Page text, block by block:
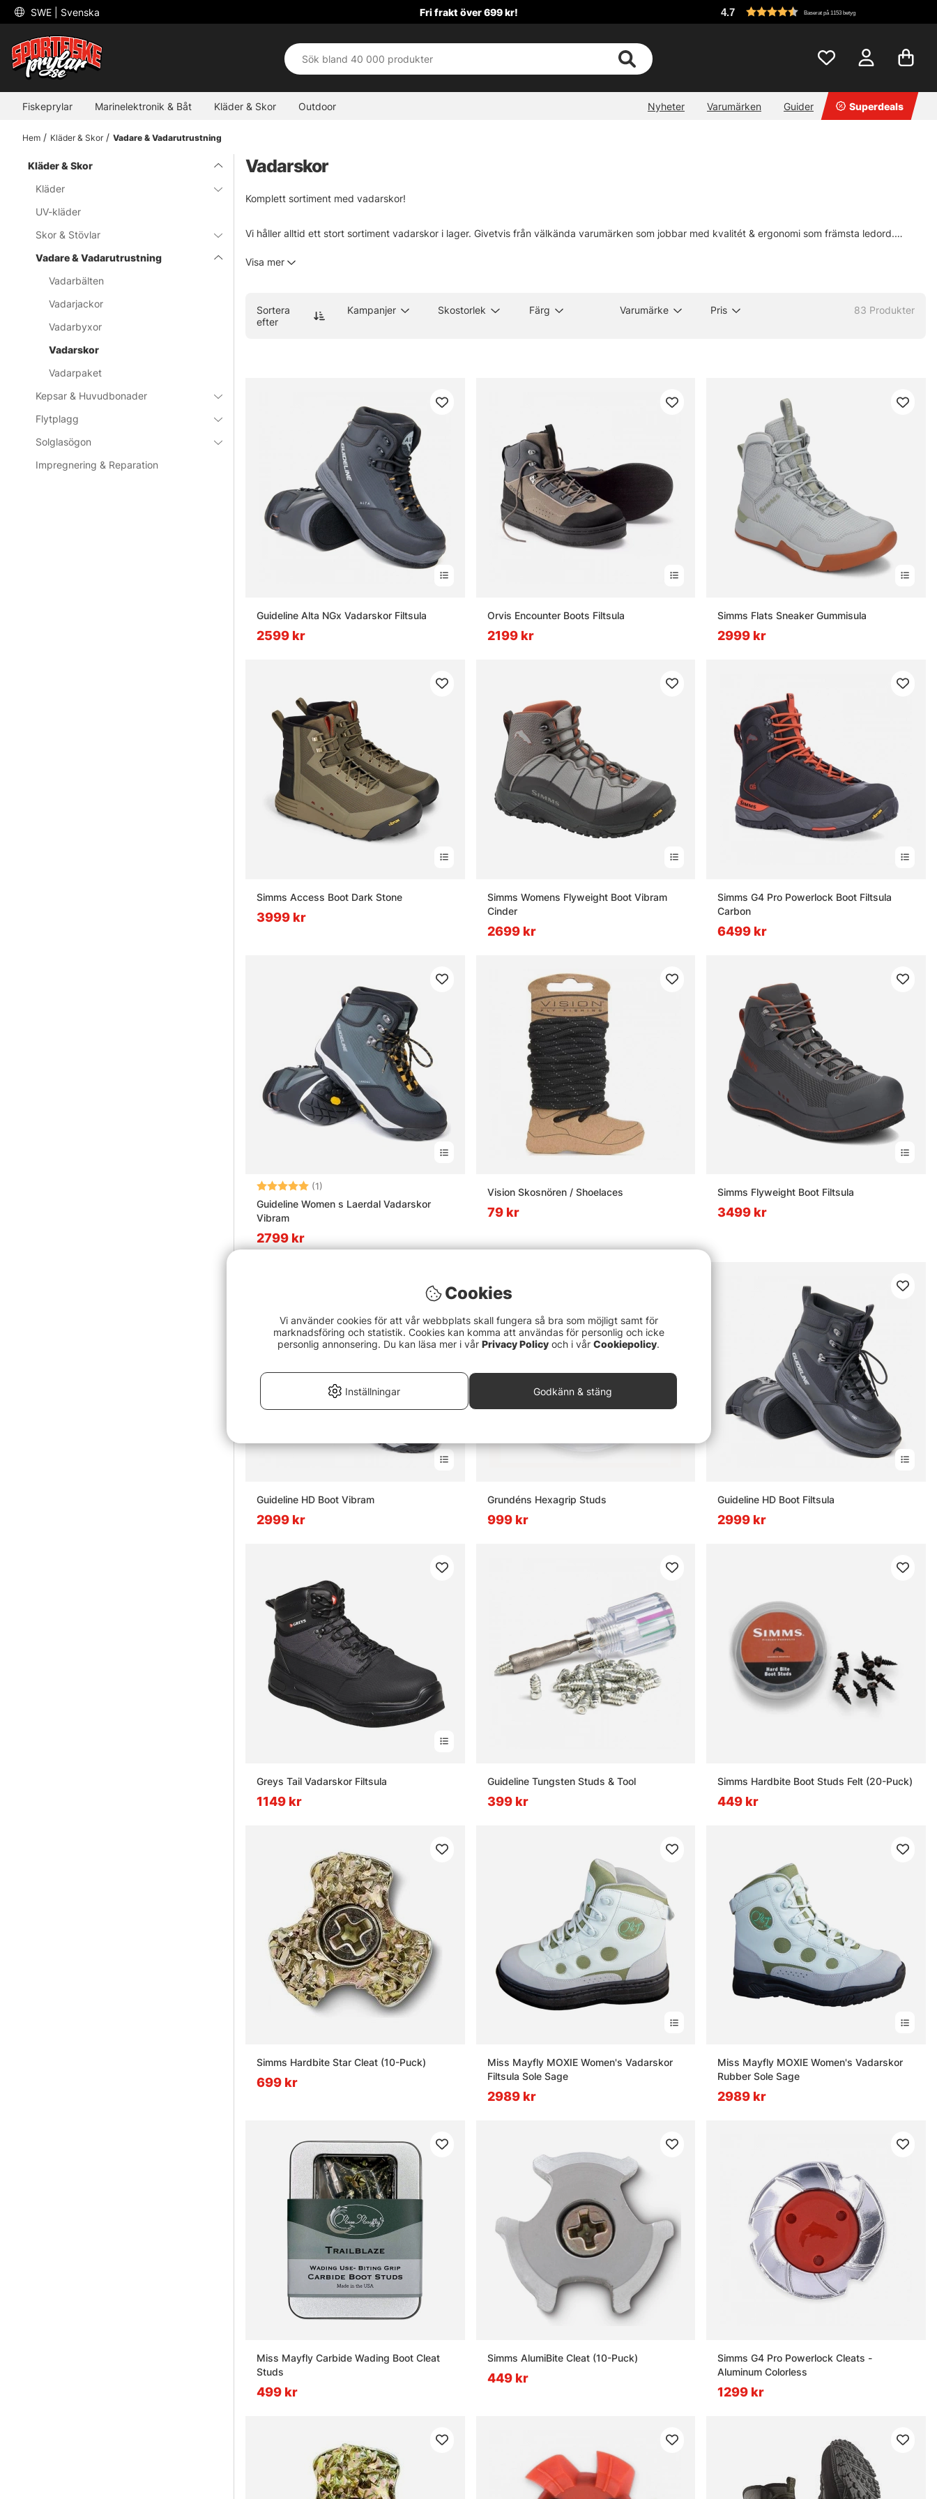
SWE | Svenska Fri frakt över 699 kr! 4.7 Baserat på 1153 betyg
Fiskeprylar Marinelektronik & Båt Kläder & Skor Outdoor Nyheter Varumärken Guider Superdeals
Hem Kläder & Skor Vadare & Vadarutrustning
Kläder & Skor
Kläder
UV-kläder
Skor & Stövlar
Vadare & Vadarutrustning
Vadarbälten
Vadarjackor
Vadarbyxor
Vadarskor
Vadarpaket
Kepsar & Huvudbonader
Flytplagg
Solglasögon
Impregnering & Reparation
Vadarskor
Komplett sortiment med vadarskor!
Vi håller alltid ett stort sortiment vadarskor i lager. Givetvis från välkända varumärken som jobbar med kvalitét & ergonomi som främsta ledord.
garanterar dig ett grymt fäste i vilken miljö du än befinner dig i!
Visa mer
Sortera
efter
Kampanjer Skostorlek Färg Varumärke Pris 83 Produkter
Guideline Alta NGx Vadarskor Filtsula
2599 kr
Orvis Encounter Boots Filtsula
2199 kr
Simms Flats Sneaker Gummisula
2999 kr
Simms Access Boot Dark Stone
3999 kr
Simms Womens Flyweight Boot Vibram
Cinder
2699 kr
Simms G4 Pro Powerlock Boot Filtsula
Carbon
6499 kr
Betyg: (1)
Guideline Women s Laerdal Vadarskor
Vibram
2799 kr
Vision Skosnören / Shoelaces
79 kr
Simms Flyweight Boot Filtsula
3499 kr
Guideline HD Boot Vibram
2999 kr
Grundéns Hexagrip Studs
999 kr
Guideline HD Boot Filtsula
2999 kr
Greys Tail Vadarskor Filtsula
1149 kr
Guideline Tungsten Studs & Tool
399 kr
Simms Hardbite Boot Studs Felt (20-Puck)
449 kr
Simms Hardbite Star Cleat (10-Puck)
699 kr
Miss Mayfly MOXIE Women's Vadarskor
Filtsula Sole Sage
2989 kr
Miss Mayfly MOXIE Women's Vadarskor
Rubber Sole Sage
2989 kr
Miss Mayfly Carbide Wading Boot Cleat
Studs
499 kr
Simms AlumiBite Cleat (10-Puck)
449 kr
Simms G4 Pro Powerlock Cleats -
Aluminum Colorless
1299 kr
Cookies
Vi använder cookies för att vår webbplats skall fungera så bra som möjligt samt för
marknadsföring och statistik. Cookies kan komma att användas för personlig och icke
personlig annonsering. Du kan läsa mer i vår Privacy Policy och i vår Cookiepolicy.
Inställningar Godkänn & stäng